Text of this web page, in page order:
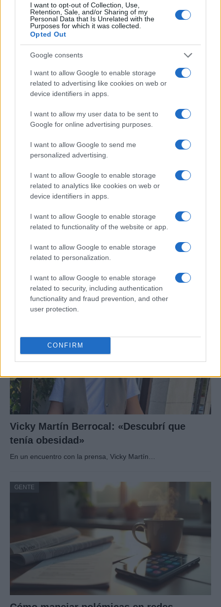
I want to opt-out of Collection, Use,
Retention, Sale, and/or Sharing of my
Personal Data that Is Unrelated with the
Purposes for which it was collected.
Opted Out
Google consents
I want to allow Google to enable storage
related to advertising like cookies on web or
device identifiers in apps.
I want to allow my user data to be sent to
Google for online advertising purposes.
I want to allow Google to send me
personalized advertising.
I want to allow Google to enable storage
related to analytics like cookies on web or
device identifiers in apps.
I want to allow Google to enable storage
related to functionality of the website or app.
I want to allow Google to enable storage
related to personalization.
I want to allow Google to enable storage
related to security, including authentication
functionality and fraud prevention, and other
user protection.
CONFIRM
“Ya no se esconden”
Han pillado al presentador Risto Mejide y a…
GENTE
Hijo de Javier Gutiérrez: un campeón con
capacidades especiales
El hijo del actor Javier Gutiérrez, es Mateo,…
GENTE
Vicky Martín Berrocal: «Descubrí que
tenía obesidad»
En un encuentro con la prensa, Vicky Martín…
GENTE